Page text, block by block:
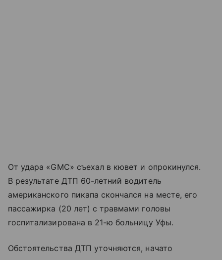
От удара «GMC» съехал в кювет и опрокинулся.
В результате ДТП 60-летний водитель
американского пикапа скончался на месте, его
пассажирка (20 лет) с травмами головы
госпитализирована в 21-ю больницу Уфы.
Обстоятельства ДТП уточняются, начато